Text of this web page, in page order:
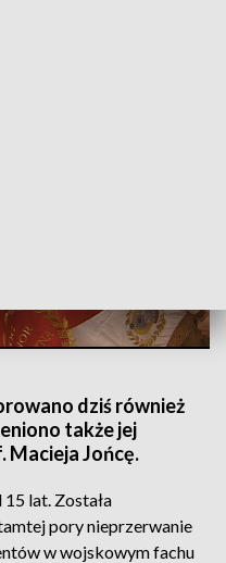
dziś również
także jej
Jońcę.
lat. Została
pory nieprzerwanie
w wojskowym fachu